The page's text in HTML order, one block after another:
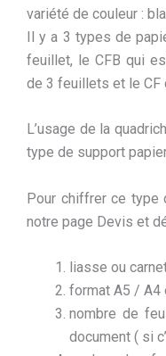
variété de couleur :
Il y a 3 types de
feuillet, le CFB qui
de 3 feuillets et le
L’usage de la
type de support
Pour chiffrer ce type
notre page Devis et
liasse ou
format A5 / A4
nombre de
document ( si